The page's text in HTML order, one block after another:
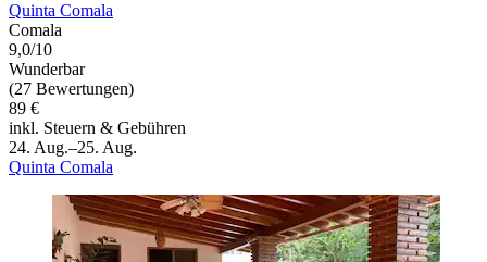
Quinta Comala
Comala
9,0/10
Wunderbar
(27 Bewertungen)
89 €
inkl. Steuern & Gebühren
24. Aug.–25. Aug.
Quinta Comala